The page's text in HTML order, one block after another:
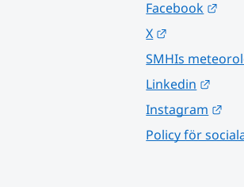
Facebook
X
SMHIs
Linkedin
Instagram
Policy för